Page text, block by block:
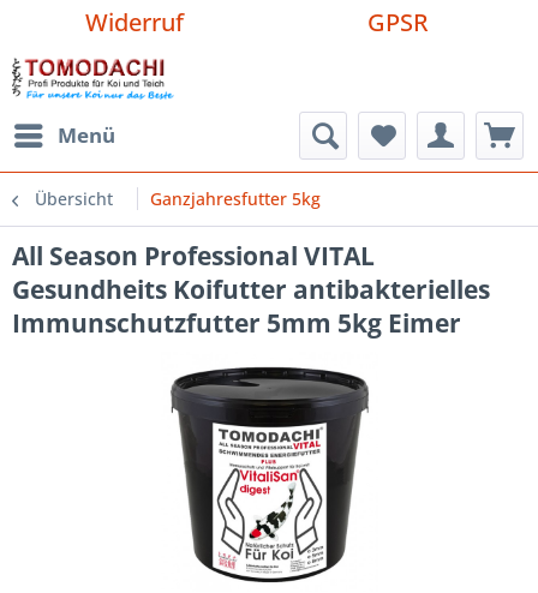
Widerruf GPSR
Menü
Übersicht Ganzjahresfutter 5kg
All Season Professional VITAL
Gesundheits Koifutter antibakterielles
Immunschutzfutter 5mm 5kg Eimer